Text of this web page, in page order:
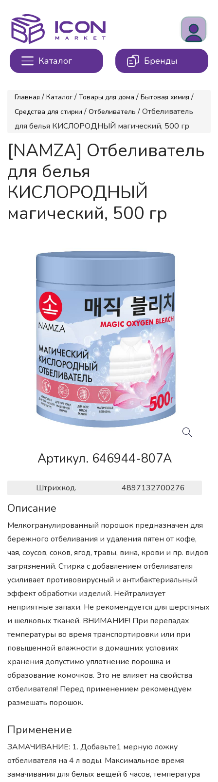
Каталог Бренды
Главная / Каталог / Товары для дома / Бытовая химия /
Средства для стирки / Отбеливатель / Отбеливатель
для белья КИСЛОРОДНЫЙ магический, 500 гр
[NAMZA] Отбеливатель
для белья
КИСЛОРОДНЫЙ
магический, 500 гр
Артикул. 646944-807A
Штрихкод. 4897132700276
Описание
Мелкогранулированный порошок предназначен для
бережного отбеливания и удаления пятен от кофе,
чая, соусов, соков, ягод, травы, вина, крови и пр. видов
загрязнений. Стирка с добавлением отбеливателя
усиливает противовирусный и антибактериальный
эффект обработки изделий. Нейтрализует
неприятные запахи. Не рекомендуется для шерстяных
и шелковых тканей. ВНИМАНИЕ! При перепадах
температуры во время транспортировки или при
повышенной влажности в домашних условиях
хранения допустимо уплотнение порошка и
образование комочков. Это не влияет на свойства
отбеливателя! Перед применением рекомендуем
размешать порошок.
Применение
ЗАМАЧИВАНИЕ: 1. Добавьте1 мерную ложку
отбеливателя на 4 л воды. Максимальное время
замачивания для белых вещей 6 часов, температура